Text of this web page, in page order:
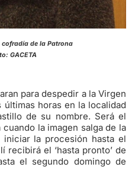
de la cofradía de la Patrona
para despedir a la Virgen
últimas horas en la localidad
de su nombre. Será el
la imagen salga de la
la procesión hasta el
recibirá el ‘hasta pronto’ de
el segundo domingo de